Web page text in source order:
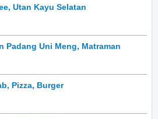
Utan Kayu Selatan
Padang Uni Meng, Matraman
Pizza, Burger